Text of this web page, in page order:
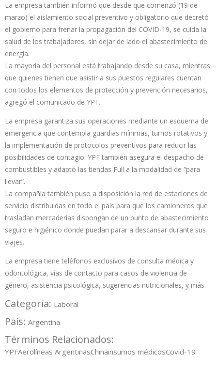
La empresa también informó que desde que comenzó (19 de
marzo) el aislamiento social preventivo y obligatorio que decretó
el gobierno para frenar la propagación del COVID-19, se cuida la
salud de los trabajadores, sin dejar de lado el abastecimiento de
energía.
La mayoría del personal está trabajando desde su casa, mientras
que quienes tienen que asistir a sus puestos regulares cuentan
con todos los elementos de protección y prevención necesarios,
agregó el comunicado de YPF.
La empresa garantiza sus operaciones mediante un esquema de
emergencia que contempla guardias mínimas, turnos rotativos y
la implementación de protocolos preventivos para reducir las
posibilidades de contagio. YPF también asegura el despacho de
combustibles y adaptó las tiendas Full a la modalidad de “para
llevar”.
La compañía también puso a disposición la red de estaciones de
servicio distribuidas en todo el país para que los camioneros que
trasladan mercaderías dispongan de un punto de abastecimiento
seguro e higiénico donde puedan parar a descansar durante sus
viajes.
La empresa tiene teléfonos exclusivos de consulta médica y
odontológica, vías de contacto para casos de violencia de
género, asistencia psicológica, sugerencias nutricionales, y más.
Categoría: Laboral
País: Argentina
Términos Relacionados:
YPFAerolíneas ArgentinasChinainsumos médicosCovid-19